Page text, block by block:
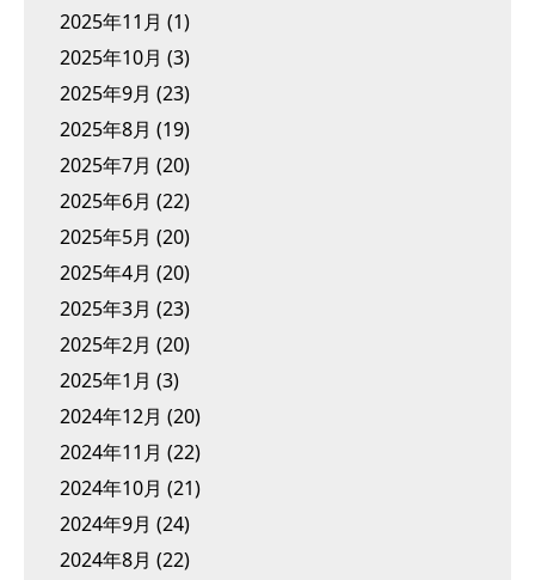
2025年11月 (1)
2025年10月 (3)
2025年9月 (23)
2025年8月 (19)
2025年7月 (20)
2025年6月 (22)
2025年5月 (20)
2025年4月 (20)
2025年3月 (23)
2025年2月 (20)
2025年1月 (3)
2024年12月 (20)
2024年11月 (22)
2024年10月 (21)
2024年9月 (24)
2024年8月 (22)